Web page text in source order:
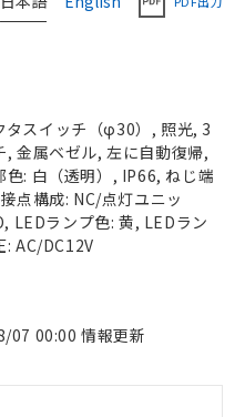
タスイッチ（φ30）, 照光, 3
, 金属ベゼル, 左に自動復帰,
色: 白（透明）, IP66, ねじ端
点構成: NC/点灯ユニッ
LEDランプ色: 黄, LEDラン
: AC/DC12V
07 00:00 情報更新